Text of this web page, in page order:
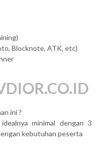
Blocknote, ATK, etc)
ini ?
minimal dengan 3
kebutuhan peserta